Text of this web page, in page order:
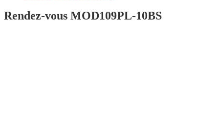
Rendez-vous MOD109PL-10BS